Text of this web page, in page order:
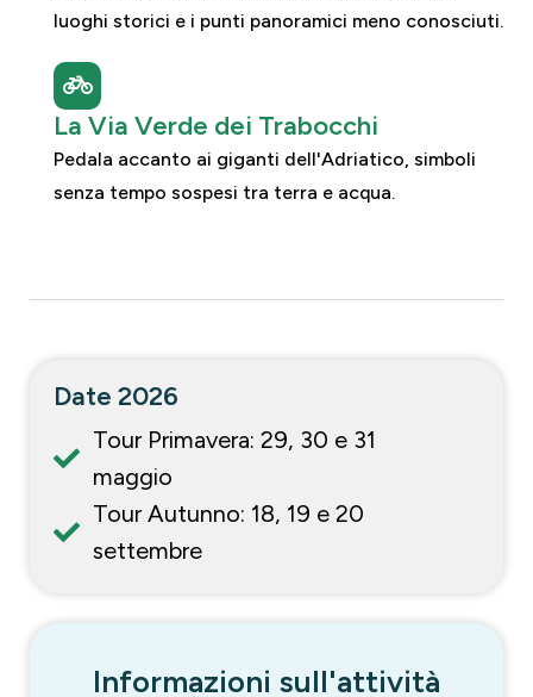
luoghi storici e i punti panoramici meno conosciuti.
La Via Verde dei Trabocchi
Pedala accanto ai giganti dell'Adriatico, simboli
senza tempo sospesi tra terra e acqua.
Date 2026
Tour Primavera: 29, 30 e 31
maggio
Tour Autunno: 18, 19 e 20
settembre
Informazioni sull'attività